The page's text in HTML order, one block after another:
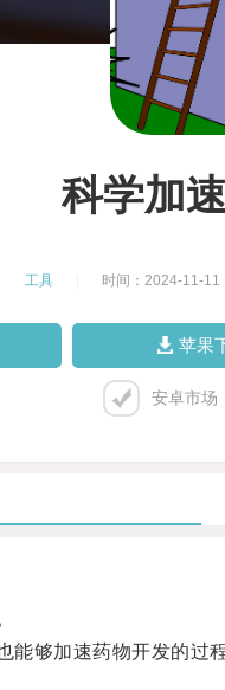
科学加
工具 时间：2024-11-11
苹果
安卓市场
加速药物开发的过